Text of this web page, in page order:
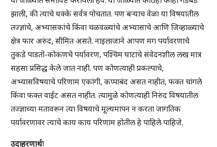
झाली, की त्याचे धक्के सर्वत्र पोचतात. पण बऱ्याच वेळा या विषयातील
तज्ज्ञांचे, अभ्यासकांचे किंवा चळवळ्यांचे अभ्यासाचे आणि जिव्हाळ्याचे
क्षेत्र फार अरुंद, सीमित असते. नाइलाजाने आपण मग पर्यावरणाचे
तुकडे पाडतो-कोकणचे पर्यावरण, पश्चिम घाटाचे संवेदनशील लख मात्र
सहसा प्रसिद्ध केले जात नाही. पण कोणत्याही प्रकल्पाचे,
अभ्यासविषयाचे परिणाम एकांगी, कप्पाबंद असत नाहीत, फक्त चांगले
किंवा फक्त वाईट असत नाहीत. त्यामुळे कोणत्याही निरुंद विषयातील
तज्ज्ञाच्या मतावरून त्या विषयाचे मूल्यमापन न करता जागतिक
पर्यावरणावर त्याचे काय काय परिणाम होतील हे पाहिले पाहिजे.
उदाहरणार्थः